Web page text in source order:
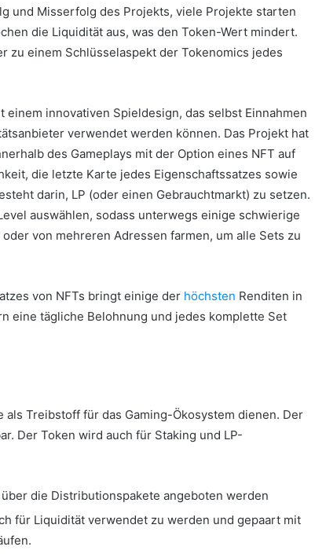
und Misserfolg des Projekts, viele Projekte starten
die Liquidität aus, was den Token-Wert mindert.
zu einem Schlüsselaspekt der Tokenomics jedes
innovativen Spieldesign, das selbst Einnahmen
verwendet werden können. Das Projekt hat
des Gameplays mit der Option eines NFT auf
die letzte Karte jedes Eigenschaftssatzes sowie
darin, LP (oder einen Gebrauchtmarkt) zu setzen.
auswählen, sodass unterwegs einige schwierige
von mehreren Adressen farmen, um alle Sets zu
von NFTs bringt einige der höchsten Renditen in
eine tägliche Belohnung und jedes komplette Set
Treibstoff für das Gaming-Ökosystem dienen. Der
Der Token wird auch für Staking und LP-
die Distributionspakete angeboten werden
für Liquidität verwendet zu werden und gepaart mit